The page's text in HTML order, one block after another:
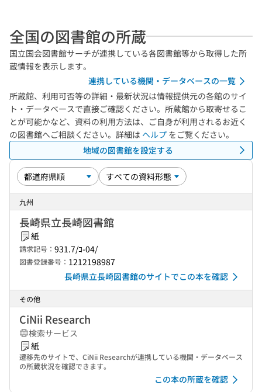
全国の図書館の所蔵
国立国会図書館サーチが連携している各図書館等から取得した所
蔵情報を表示します。
連携している機関・データベースの一覧
所蔵館、利用可否等の詳細・最新状況は情報提供元の各館のサイ
ト・データベースで直接ご確認ください。所蔵館から取寄せるこ
とが可能かなど、資料の利用方法は、ご自身が利用されるお近く
の図書館へご相談ください。詳細は ヘルプ をご覧ください。
地域の図書館を設定する
九州
長崎県立長崎図書館
紙
請求記号： 931.7/ｺ-04/
図書登録番号： 1212198987
長崎県立長崎図書館のサイトでこの本を確認
その他
CiNii Research
検索サービス
紙
遷移先のサイトで、CiNii Researchが連携している機関・データベース
の所蔵状況を確認できます。
この本の所蔵を確認